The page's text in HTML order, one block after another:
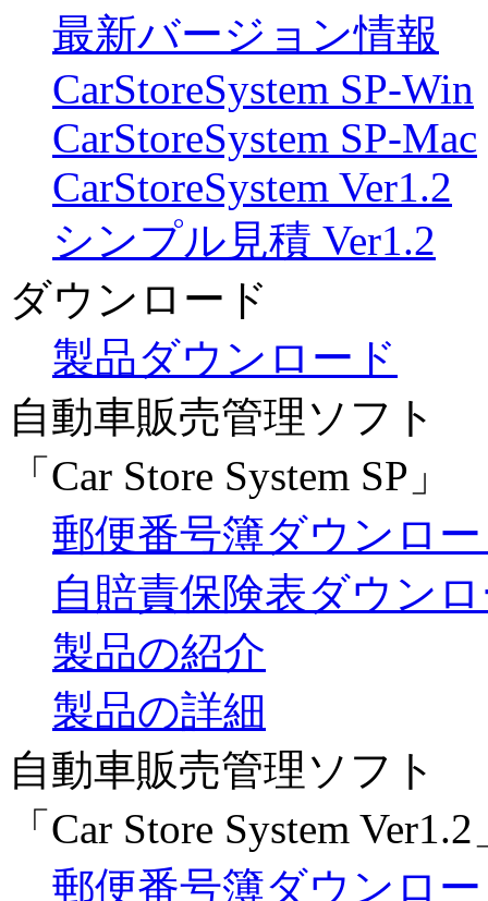
最新バージョン情報
CarStoreSystem SP-Win
CarStoreSystem SP-Mac
CarStoreSystem Ver1.2
シンプル見積 Ver1.2
ダウンロード
製品ダウンロード
自動車販売管理ソフト
「Car Store System SP」
郵便番号簿ダウンロ
自賠責保険表ダウン
製品の紹介
製品の詳細
自動車販売管理ソフト
「Car Store System Ver1.2
郵便番号簿ダウンロ